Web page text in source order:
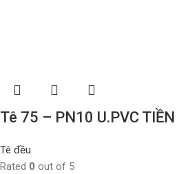
Tê 75 – PN10 U.PVC
Tê đều
Rated 0 out of 5